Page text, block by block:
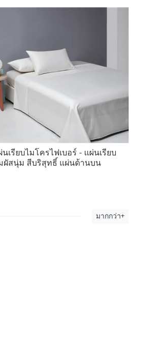
นเรียบไมโครไฟเบอร์ - แผ่นเรียบ
ผัสนุ่ม สีบริสุทธิ์ แผ่นด้านบน
มากกว่า+